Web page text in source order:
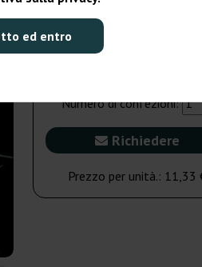
ed entro
Numero di confezioni:
Richiedere
Prezzo per unità.: 11,33